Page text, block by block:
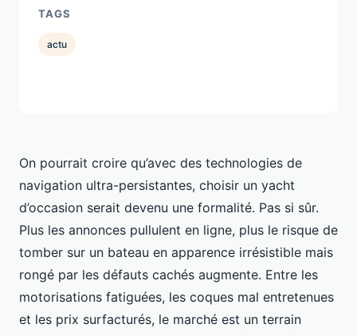
On pourrait croire qu’avec des technologies de
navigation ultra-persistantes, choisir un yacht
d’occasion serait devenu une formalité. Pas si sûr.
Plus les annonces pullulent en ligne, plus le risque de
tomber sur un bateau en apparence irrésistible mais
rongé par les défauts cachés augmente. Entre les
motorisations fatiguées, les coques mal entretenues
et les prix surfacturés, le marché est un terrain
TAGS
actu